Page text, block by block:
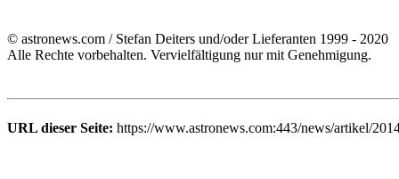
© astronews.com / Stefan Deiters und/oder Lieferanten 1999 - 2020
Alle Rechte vorbehalten. Vervielfältigung nur mit Genehmigung.
URL dieser Seite: https://www.astronews.com:443/news/artikel/